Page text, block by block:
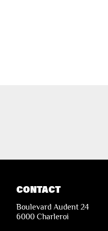
CONTACT
Boulevard Audent 24
6000 Charleroi